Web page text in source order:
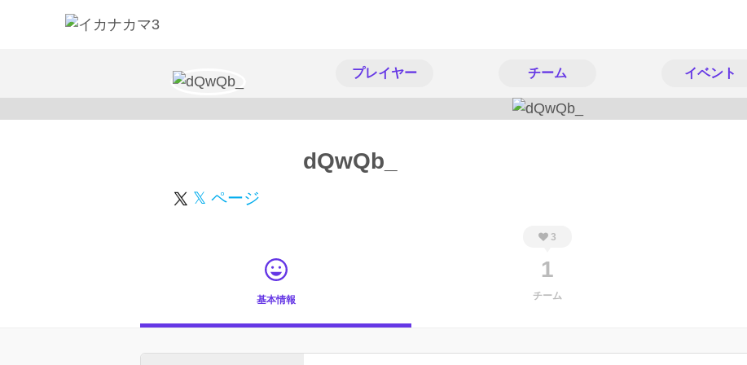
プレイヤー チーム イベント
dQwQb_
𝕏 ページ
基本情報
3
1
チーム